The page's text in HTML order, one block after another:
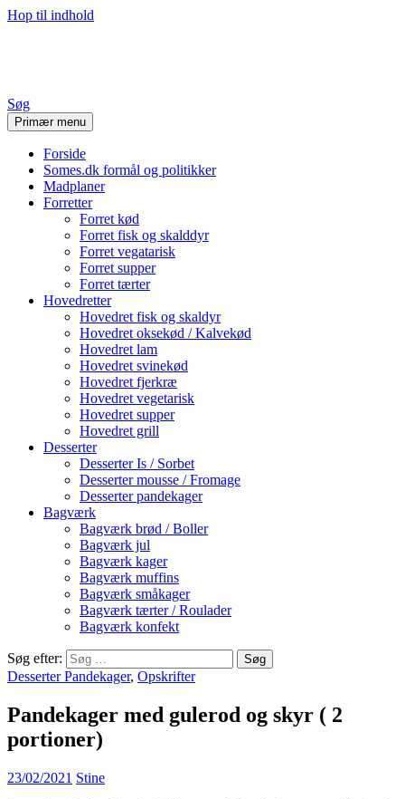
Hop til indhold
Søg
Primær menu
Forside
Somes.dk formål og politikker
Madplaner
Forretter
Forret kød
Forret fisk og skalddyr
Forret vegatarisk
Forret supper
Forret tærter
Hovedretter
Hovedret fisk og skaldyr
Hovedret oksekød / Kalvekød
Hovedret lam
Hovedret svinekød
Hovedret fjerkræ
Hovedret vegetarisk
Hovedret supper
Hovedret grill
Desserter
Desserter Is / Sorbet
Desserter mousse / Fromage
Desserter pandekager
Bagværk
Bagværk brød / Boller
Bagværk jul
Bagværk kager
Bagværk muffins
Bagværk småkager
Bagværk tærter / Roulader
Bagværk konfekt
Søg efter:
Desserter Pandekager, Opskrifter
Pandekager med gulerod og skyr ( 2
portioner)
23/02/2021 Stine